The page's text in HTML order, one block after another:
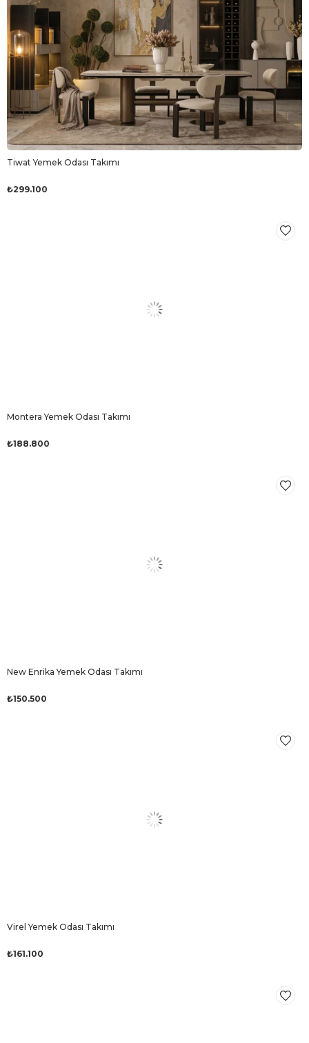
Tiwat Yemek Odası Takımı
₺299.100
Montera Yemek Odası Takımı
₺188.800
New Enrika Yemek Odası Takımı
₺150.500
Virel Yemek Odası Takımı
₺161.100